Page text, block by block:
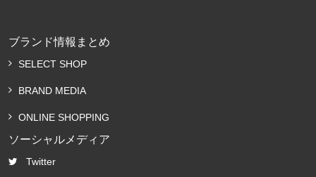
ブランド情報まとめ
SELECT SHOP
BRAND MEDIA
ONLINE SHOPPING
ソーシャルメディア
Twitter